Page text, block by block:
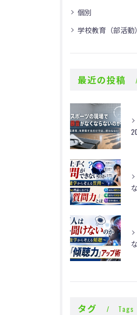
個別
学校教育（部活動）
最近の投稿
タグ Tags